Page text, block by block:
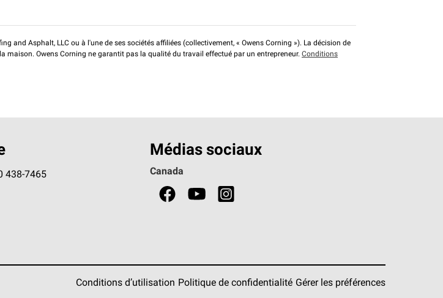
and Asphalt, LLC ou à l'une de ses sociétés affiliées (collectivement, « Owens Corning »). La décision de
maison. Owens Corning ne garantit pas la qualité du travail effectué par un entrepreneur. Conditions
438-7465
Médias sociaux
Canada
Conditions d’utilisation Politique de confidentialité Gérer les préférences